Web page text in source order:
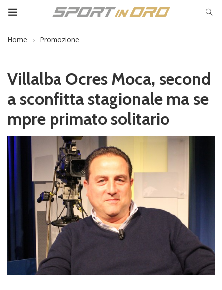
Home Promozione
Villalba Ocres Moca, second
a sconfitta stagionale ma se
mpre primato solitario